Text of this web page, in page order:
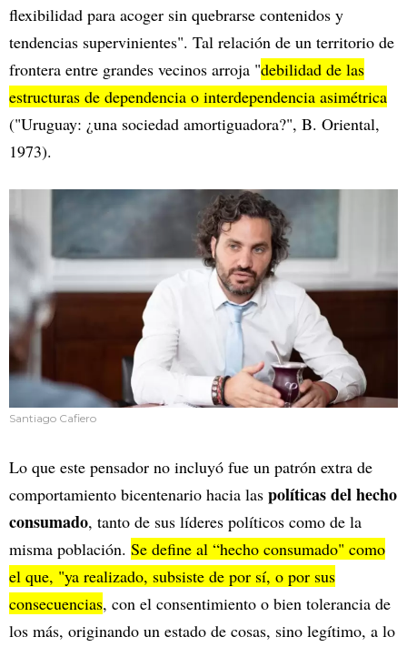
flexibilidad para acoger sin quebrarse contenidos y
tendencias supervinientes". Tal relación de un territorio de
frontera entre grandes vecinos arroja "debilidad de las
estructuras de dependencia o interdependencia asimétrica
("Uruguay: ¿una sociedad amortiguadora?", B. Oriental,
1973).
Santiago Cafiero
Lo que este pensador no incluyó fue un patrón extra de
comportamiento bicentenario hacia las políticas del hecho
consumado, tanto de sus líderes políticos como de la
misma población. Se define al “hecho consumado" como
el que, "ya realizado, subsiste de por sí, o por sus
consecuencias, con el consentimiento o bien tolerancia de
los más, originando un estado de cosas, sino legítimo, a lo